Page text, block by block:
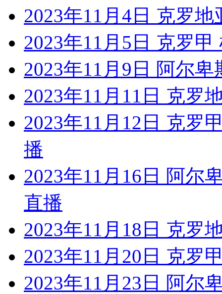
2023年11月4日 克罗
2023年11月5日 克罗
2023年11月9日 阿尔
2023年11月11日 克罗
2023年11月12日 克罗
播
2023年11月16日 阿尔
直播
2023年11月18日 克罗
2023年11月20日 克罗
2023年11月23日 阿尔